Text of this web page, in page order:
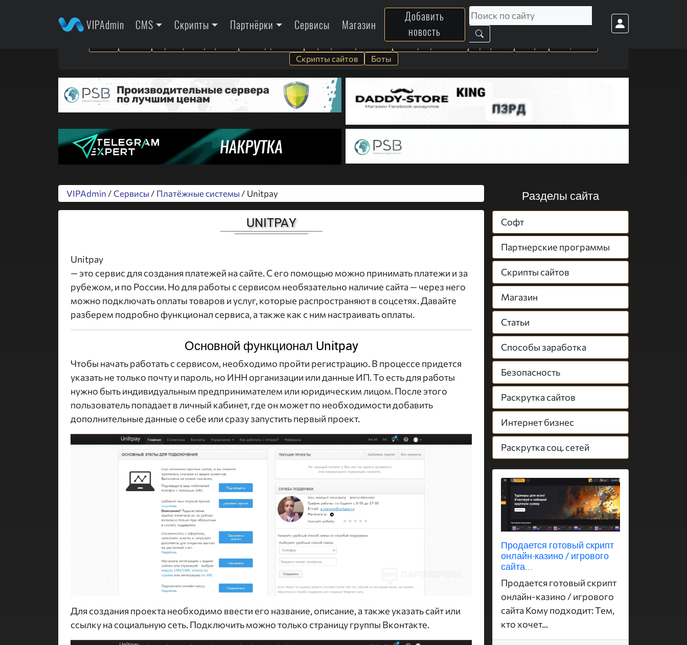
VIPAdmin CMS Скрипты Партнёрки Сервисы Магазин
Добавить
новость
Графика
Скрипты сайтов
Боты
VIPAdmin / Сервисы / Платёжные системы / Unitpay
UNITPAY
Unitpay
— это сервис для создания платежей на сайте. С его помощью можно принимать платежи и за
рубежом, и по России. Но для работы с сервисом необязательно наличие сайта — через него
можно подключать оплаты товаров и услуг, которые распространяют в соцсетях. Давайте
разберем подробно функционал сервиса, а также как с ним настраивать оплаты.
Основной функционал Unitpay
Чтобы начать работать с сервисом, необходимо пройти регистрацию. В процессе придется
указать не только почту и пароль, но ИНН организации или данные ИП. То есть для работы
нужно быть индивидуальным предпринимателем или юридическим лицом. После этого
пользователь попадает в личный кабинет, где он может по необходимости добавить
дополнительные данные о себе или сразу запустить первый проект.
Для создания проекта необходимо ввести его название, описание, а также указать сайт или
ссылку на социальную сеть. Подключить можно только страницу группы Вконтакте.
Разделы сайта
Софт
Партнерские программы
Скрипты сайтов
Магазин
Статьи
Способы заработка
Безопасность
Раскрутка сайтов
Интернет бизнес
Раскрутка соц. сетей
Продается готовый скрипт
онлайн-казино / игрового
сайта...
Продается готовый скрипт
онлайн-казино / игрового
сайта Кому подходит: Тем,
кто хочет...